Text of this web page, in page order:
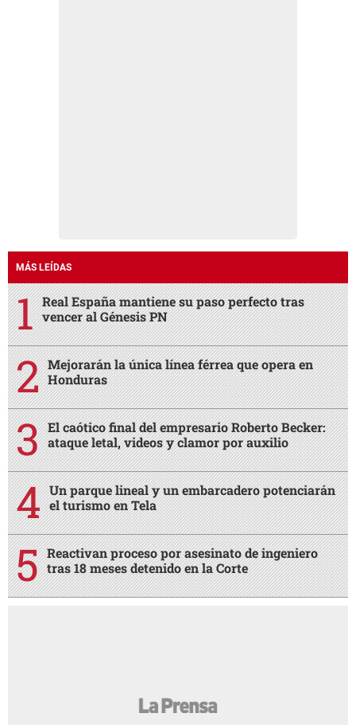
MÁS LEÍDAS
Real España mantiene su paso perfecto tras
vencer al Génesis PN
Mejorarán la única línea férrea que opera en
Honduras
El caótico final del empresario Roberto Becker:
ataque letal, videos y clamor por auxilio
Un parque lineal y un embarcadero potenciarán
el turismo en Tela
Reactivan proceso por asesinato de ingeniero
tras 18 meses detenido en la Corte